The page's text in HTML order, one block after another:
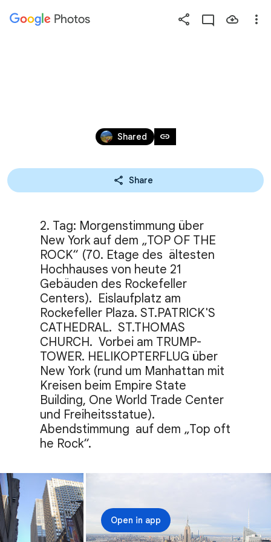
Press
Photos
Shared
link
Share
2. Tag: Morgenstimmung über
New York auf dem „TOP OF THE
ROCK“ (70. Etage des  ältesten
Hochhauses von heute 21
Gebäuden des Rockefeller
Centers).  Eislaufplatz am
Rockefeller Plaza. ST.PATRICK'S
CATHEDRAL.  ST.THOMAS
CHURCH.  Vorbei am TRUMP-
TOWER. HELIKOPTERFLUG über
New York (rund um Manhattan mit
Kreisen beim Empire State
Building, One World Trade Center
und Freiheitsstatue).
Abendstimmung  auf dem „Top oft
he Rock“.
Open in app